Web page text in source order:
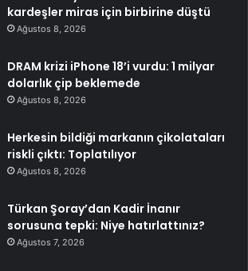
kardeşler miras için birbirine düştü
Ağustos 8, 2026
DRAM krizi iPhone 18’i vurdu: 1 milyar
dolarlık çip beklemede
Ağustos 8, 2026
Herkesin bildiği markanın çikolataları
riskli çıktı: Toplatılıyor
Ağustos 8, 2026
Türkan Şoray’dan Kadir İnanır
sorusuna tepki: Niye hatırlattınız?
Ağustos 7, 2026